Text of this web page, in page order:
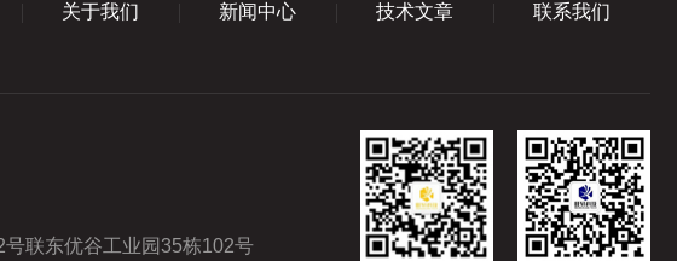
关于我们 新闻中心 技术文章 联系我们
联东优谷工业园35栋102号